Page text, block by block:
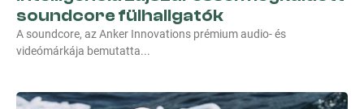
soundcore fülhallgatók
A soundcore, az Anker Innovations prémium audio- és
videómárkája bemutatta